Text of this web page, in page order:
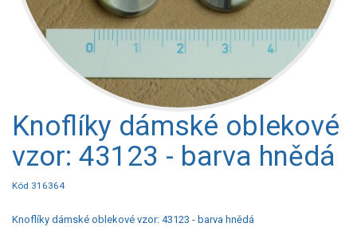
Knoflíky dámské oblekové
vzor: 43123 - barva hnědá
Kód 316364
Knoflíky dámské oblekové vzor: 43123 - barva hnědá